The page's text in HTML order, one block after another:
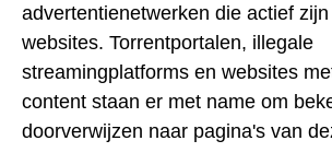
advertentienetwerken die actief
websites. Torrentportalen, illegale
streamingplatforms en websites
content staan er met name om
doorverwijzen naar pagina's van